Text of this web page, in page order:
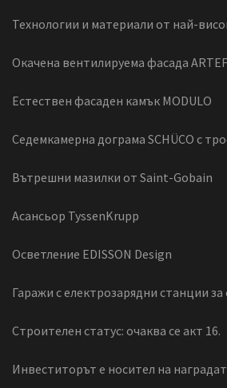
Технологии и материали от най-
Окачена вентилируема фасада
Естествен фасаден камък MODULO
Седемкамерна дограма SCHÜCO с
Вътрешни мазилки от Saint-Gobain
Асансьор TyssenKrupp
Осветление EDISSON Design
Гаражи с електрозарядни станции
Строителен статус: очаква се акт 16.
Инвеститорът е носител на